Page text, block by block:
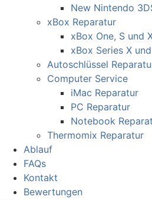
New Nintendo
xBox Reparatur
xBox One, S und
xBox Series X
Autoschlüssel
Computer Service
iMac Reparatur
PC Reparatur
Notebook
Thermomix Reparatur
Ablauf
FAQs
Kontakt
Bewertungen